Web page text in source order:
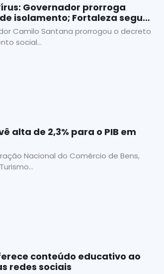
Governador prorroga
isolamento; Fortaleza segue
até final do mês
Camilo Santana prorrogou o decreto
social...
alta de 2,3% para o PIB em
Nacional do Comércio de Bens,
conteúdo educativo ao
redes sociais